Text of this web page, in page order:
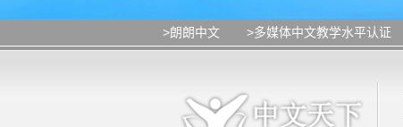
>朗朗中文 >多媒体中文教学水平认证